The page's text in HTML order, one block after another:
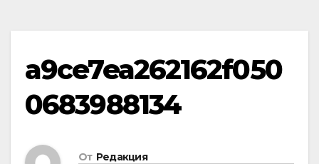
a9ce7ea262162f050
0683988134
От Редакция